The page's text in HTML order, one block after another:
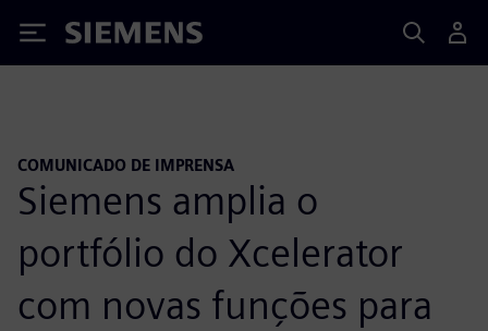
Siemens
COMUNICADO DE IMPRENSA
Siemens amplia o
portfólio do Xcelerator
com novas funções para